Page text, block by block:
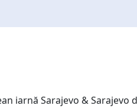
iarnă Sarajevo & Sarajevo